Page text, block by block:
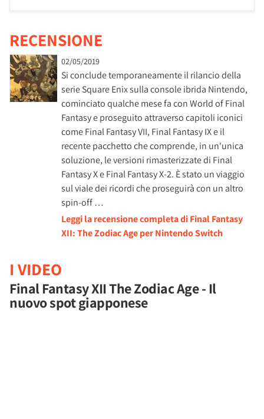
RECENSIONE
02/05/2019
Si conclude temporaneamente il rilancio della
serie Square Enix sulla console ibrida Nintendo,
cominciato qualche mese fa con World of Final
Fantasy e proseguito attraverso capitoli iconici
come Final Fantasy VII, Final Fantasy IX e il
recente pacchetto che comprende, in un'unica
soluzione, le versioni rimasterizzate di Final
Fantasy X e Final Fantasy X-2. È stato un viaggio
sul viale dei ricordi che proseguirà con un altro
spin-off …
Leggi la recensione completa di Final Fantasy
XII: The Zodiac Age per Nintendo Switch
I VIDEO
Final Fantasy XII The Zodiac Age - Il
nuovo spot giapponese